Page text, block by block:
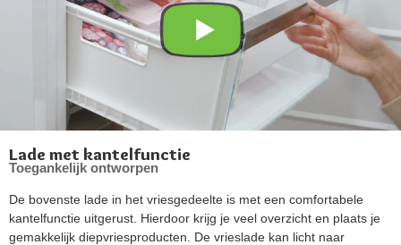
Lade met kantelfunctie
Toegankelijk ontworpen
De bovenste lade in het vriesgedeelte is met een comfortabele
kantelfunctie uitgerust. Hierdoor krijg je veel overzicht en plaats je
gemakkelijk diepvriesproducten. De vrieslade kan licht naar